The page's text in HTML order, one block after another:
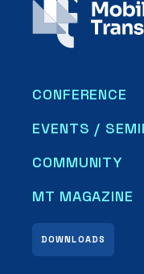
CONFERENCE
EVENTS /
COMMUNITY
DOWNLOADS
MT MAGAZINE